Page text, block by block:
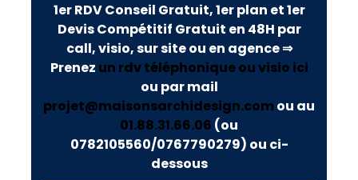
1er RDV Conseil Gratuit, 1er plan et 1er
Devis Compétitif Gratuit en 48H par
call, visio, sur site ou en agence ⇒
Prenez un rdv téléphonique ou visio ici
ou par mail
projet@maisonsarchidesign.com ou au
01.88.31.66.06 (ou
0782105560/0767790279) ou ci-
dessous